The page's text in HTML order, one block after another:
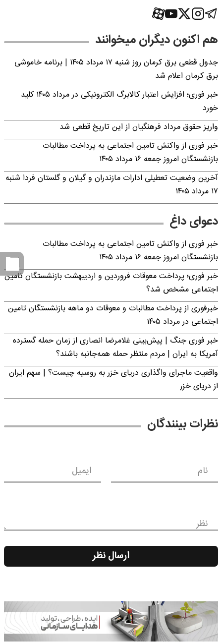
هم اکنون دیگران میخوانند
جدول قطعی برق کرمان روز شنبه ۱۷ مرداد ۱۴۰۵ | برنامه خاموشی
برق کرمان اعلام شد
خبر فوری؛ افزایش اعتبار کالابرگ الکترونیکی در مرداد ۱۴۰۵ کلید
خورد
واریز حقوق مرداد فرهنگیان از این تاریخ قطعی شد
خبر فوری از واکنش تامین اجتماعی به پرداخت مطالبات
بازنشستگان امروز جمعه ۱۶ مرداد ۱۴۰۵
آخرین وضعیت تعطیلی ادارات مازندران و گیلان و گلستان فردا شنبه
۱۷ مرداد ۱۴۰۵
دعوای داغ
خبر فوری از واکنش تامین اجتماعی به پرداخت مطالبات
بازنشستگان امروز جمعه ۱۶ مرداد ۱۴۰۵
خبر فوری؛ پرداخت معوقات فروردین و اردیبهشت بازنشستگان تامین
اجتماعی مشخص شد؟
خبرفوری از پرداخت مطالبات و معوقات دو ماهه بازنشستگان تامین
اجتماعی در مرداد ۱۴۰۵
خبر فوری جنگ | پیش‌بینی غلامرضا انصاری از زمان حمله گسترده
آمریکا به ایران | مردم منتظر حمله همه‌جانبه باشند؟
واقعیت ماجرای واگذاری دریای خزر به روسیه چیست؟ | سهم ایران
از دریای خزر
نظرات بینندگان
نام ایمیل
نظر
ارسال نظر